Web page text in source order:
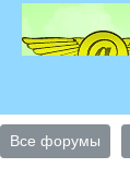
Все форумы